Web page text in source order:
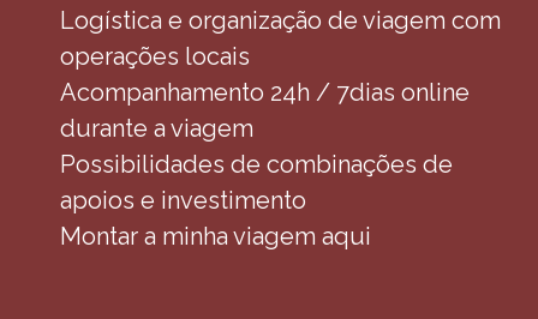
Logística e organização de viagem com
operações locais
Acompanhamento 24h / 7dias online
durante a viagem
Possibilidades de combinações de
apoios e investimento
Montar a minha viagem aqui